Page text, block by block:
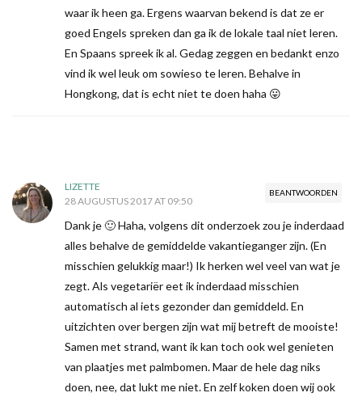
waar ik heen ga. Ergens waarvan bekend is dat ze er
goed Engels spreken dan ga ik de lokale taal niet leren.
En Spaans spreek ik al. Gedag zeggen en bedankt enzo
vind ik wel leuk om sowieso te leren. Behalve in
Hongkong, dat is echt niet te doen haha 😛
BEANTWOORDEN
LIZETTE
28 AUGUSTUS 2017 AT 09:50
Dank je 🙂 Haha, volgens dit onderzoek zou je inderdaad
alles behalve de gemiddelde vakantieganger zijn. (En
misschien gelukkig maar!) Ik herken wel veel van wat je
zegt. Als vegetariër eet ik inderdaad misschien
automatisch al iets gezonder dan gemiddeld. En
uitzichten over bergen zijn wat mij betreft de mooiste!
Samen met strand, want ik kan toch ook wel genieten
van plaatjes met palmbomen. Maar de hele dag niks
doen, nee, dat lukt me niet. En zelf koken doen wij ook